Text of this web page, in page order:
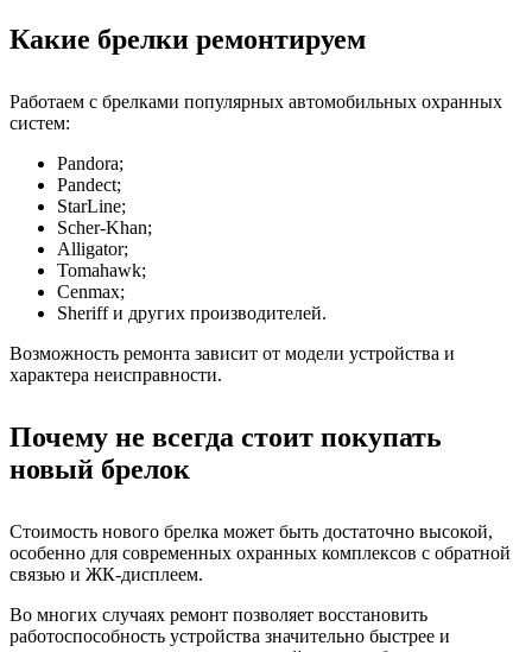
Какие брелки ремонтируем
Работаем с брелками популярных автомобильных охранных
систем:
Pandora;
Pandect;
StarLine;
Scher-Khan;
Alligator;
Tomahawk;
Cenmax;
Sheriff и других производителей.
Возможность ремонта зависит от модели устройства и
характера неисправности.
Почему не всегда стоит покупать
новый брелок
Стоимость нового брелка может быть достаточно высокой,
особенно для современных охранных комплексов с обратной
связью и ЖК-дисплеем.
Во многих случаях ремонт позволяет восстановить
работоспособность устройства значительно быстрее и